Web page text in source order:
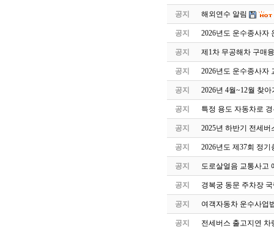
공지 해외연수 알림
공지 2026년도 운수종사자
공지 제1차 무공해차 구매
공지 2026년도 운수종사자
공지 2026년 4월~12월 찾
공지 특정 용도 자동차로
공지 2025년 하반기 전세
공지 2026년도 제37회 정기
공지 도로살얼음 교통사고
공지 경복궁 동문 주차장
공지 여객자동차 운수사업
공지 전세버스 출고지연 차